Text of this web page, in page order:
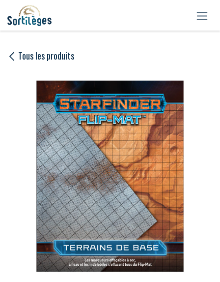
Se rendre au contenu
Tous les produits